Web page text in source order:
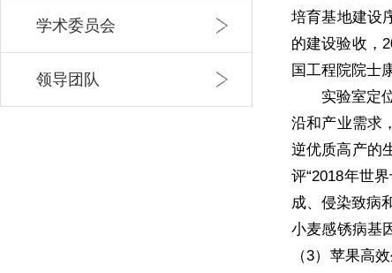
学术委员会
领导团队
培育基地建设
的建设验收，
国工程院院士
实验室定
沿和产业需求
逆优质高产的
评“2018年世
成、侵染致病
小麦感锈病基
（3）苹果高